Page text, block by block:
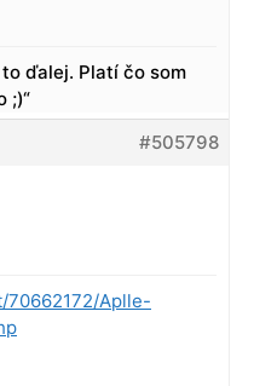
ďalej. Platí čo som
;)“
#505798
70662172/Aplle-